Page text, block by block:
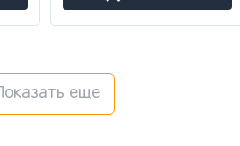
Показать еще